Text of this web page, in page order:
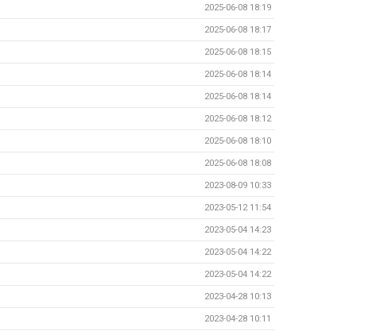
2025-06-08 18:19
2025-06-08 18:17
2025-06-08 18:15
2025-06-08 18:14
2025-06-08 18:14
2025-06-08 18:12
2025-06-08 18:10
2025-06-08 18:08
2023-08-09 10:33
2023-05-12 11:54
2023-05-04 14:23
2023-05-04 14:22
2023-05-04 14:22
2023-04-28 10:13
2023-04-28 10:11